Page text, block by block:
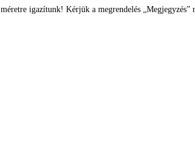
méretre igazítunk! Kérjük a megrendelés